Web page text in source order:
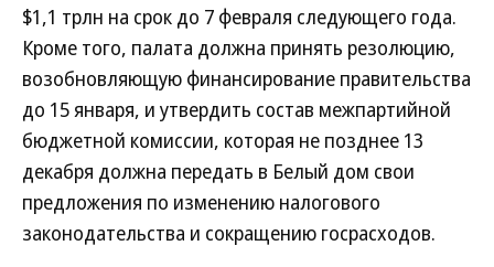
$1,1 трлн на срок до 7 февраля следующего года.
Кроме того, палата должна принять резолюцию,
возобновляющую финансирование правительства
до 15 января, и утвердить состав межпартийной
бюджетной комиссии, которая не позднее 13
декабря должна передать в Белый дом свои
предложения по изменению налогового
законодательства и сокращению госрасходов.